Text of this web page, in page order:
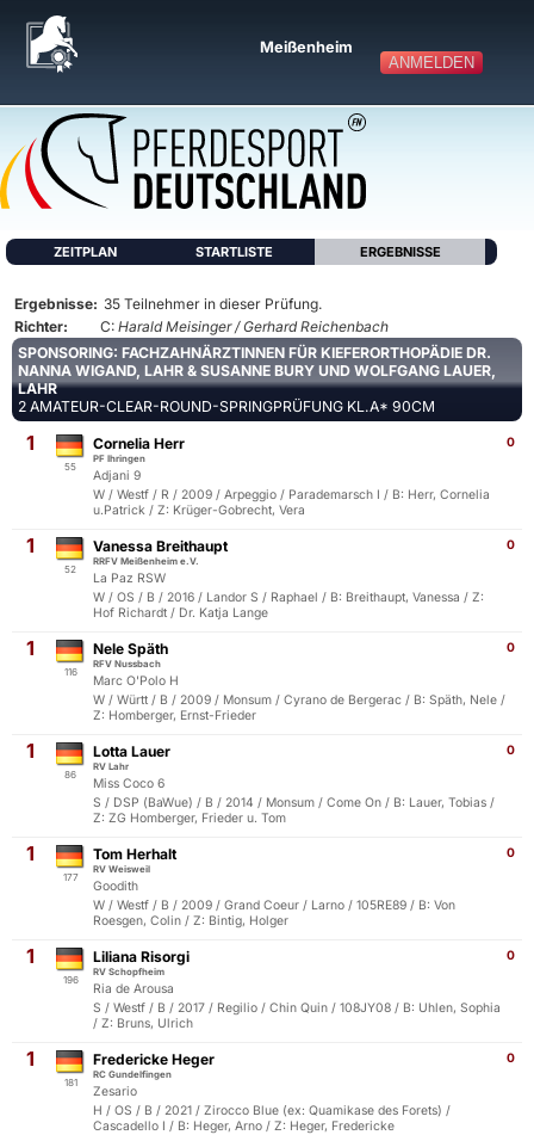
ANMELDEN
Meißenheim
ZEITPLAN STARTLISTE ERGEBNISSE
Ergebnisse: 35 Teilnehmer in dieser Prüfung.
Richter:
C: Harald Meisinger / Gerhard Reichenbach
SPONSORING: FACHZAHNÄRZTINNEN FÜR KIEFERORTHOPÄDIE DR.
NANNA WIGAND, LAHR & SUSANNE BURY UND WOLFGANG LAUER,
LAHR
2 AMATEUR-CLEAR-ROUND-SPRINGPRÜFUNG KL.A* 90CM
1
55
0
Cornelia Herr
PF Ihringen
Adjani 9
W / Westf / R / 2009 / Arpeggio / Parademarsch I / B: Herr, Cornelia
u.Patrick / Z: Krüger-Gobrecht, Vera
1
52
0
Vanessa Breithaupt
RRFV Meißenheim e.V.
La Paz RSW
W / OS / B / 2016 / Landor S / Raphael / B: Breithaupt, Vanessa / Z:
Hof Richardt / Dr. Katja Lange
1
116
0
Nele Späth
RFV Nussbach
Marc O'Polo H
W / Württ / B / 2009 / Monsum / Cyrano de Bergerac / B: Späth, Nele /
Z: Homberger, Ernst-Frieder
1
86
0
Lotta Lauer
RV Lahr
Miss Coco 6
S / DSP (BaWue) / B / 2014 / Monsum / Come On / B: Lauer, Tobias /
Z: ZG Homberger, Frieder u. Tom
1
177
0
Tom Herhalt
RV Weisweil
Goodith
W / Westf / B / 2009 / Grand Coeur / Larno / 105RE89 / B: Von
Roesgen, Colin / Z: Bintig, Holger
1
196
0
Liliana Risorgi
RV Schopfheim
Ria de Arousa
S / Westf / B / 2017 / Regilio / Chin Quin / 108JY08 / B: Uhlen, Sophia
/ Z: Bruns, Ulrich
1
181
0
Fredericke Heger
RC Gundelfingen
Zesario
H / OS / B / 2021 / Zirocco Blue (ex: Quamikase des Forets) /
Cascadello I / B: Heger, Arno / Z: Heger, Fredericke